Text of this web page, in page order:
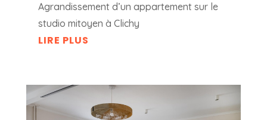
Agrandissement d’un appartement sur le
studio mitoyen à Clichy
LIRE PLUS